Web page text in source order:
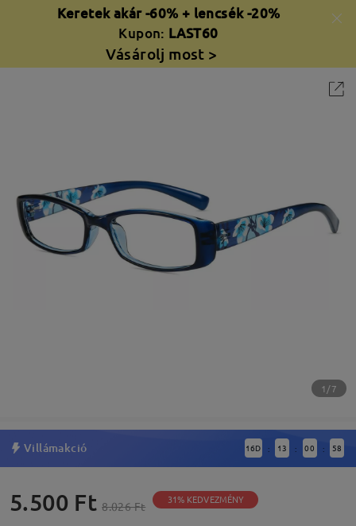
Keretek akár -60% + lencsék -20%
Kupon: LAST60
Vásárolj most >
1/7
Villámakció 16D : 13 : 00 : 57
5.500 Ft 8.026 Ft 31% KEDVEZMÉNY